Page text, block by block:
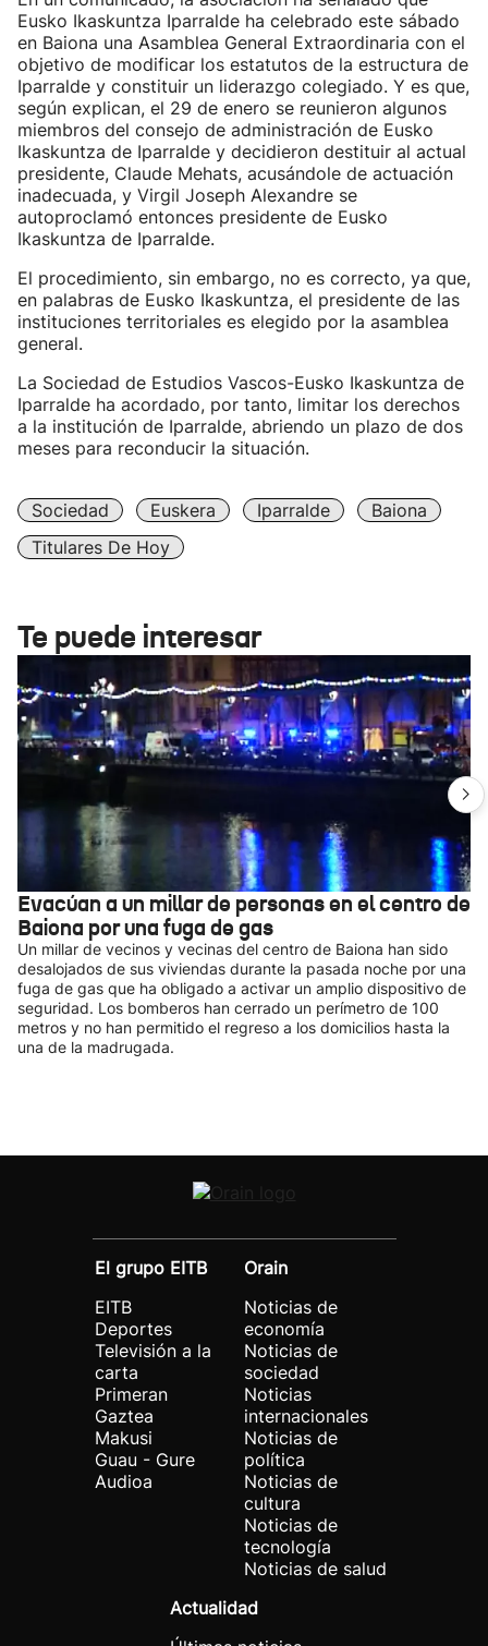
Eusko Ikaskuntza Iparralde ha celebrado este sábado
en Baiona una Asamblea General Extraordinaria con el
objetivo de modificar los estatutos de la estructura de
Iparralde y constituir un liderazgo colegiado. Y es que,
según explican, el 29 de enero se reunieron algunos
miembros del consejo de administración de Eusko
Ikaskuntza de Iparralde y decidieron destituir al actual
presidente, Claude Mehats, acusándole de actuación
inadecuada, y Virgil Joseph Alexandre se
autoproclamó entonces presidente de Eusko
Ikaskuntza de Iparralde.
El procedimiento, sin embargo, no es correcto, ya que,
en palabras de Eusko Ikaskuntza, el presidente de las
instituciones territoriales es elegido por la asamblea
general.
La Sociedad de Estudios Vascos-Eusko Ikaskuntza de
Iparralde ha acordado, por tanto, limitar los derechos
a la institución de Iparralde, abriendo un plazo de dos
meses para reconducir la situación.
Sociedad Euskera Iparralde
Baiona
Titulares De Hoy
Te puede interesar
Evacúan a un millar de personas en el centro de
Baiona por una fuga de gas
Un millar de vecinos y vecinas del centro de Baiona han sido
desalojados de sus viviendas durante la pasada noche por una
fuga de gas que ha obligado a activar un amplio dispositivo de
seguridad. Los bomberos han cerrado un perímetro de 100
metros y no han permitido el regreso a los domicilios hasta la
una de la madrugada.
El grupo EITB
EITB
Deportes
Televisión a la
carta
Primeran
Gaztea
Makusi
Guau - Gure
Audioa
Orain
Noticias de
economía
Noticias de
sociedad
Noticias
internacionales
Noticias de
política
Noticias de
cultura
Noticias de
tecnología
Noticias de salud
Actualidad